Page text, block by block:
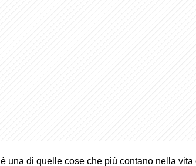
è una di quelle cose che più contano nella